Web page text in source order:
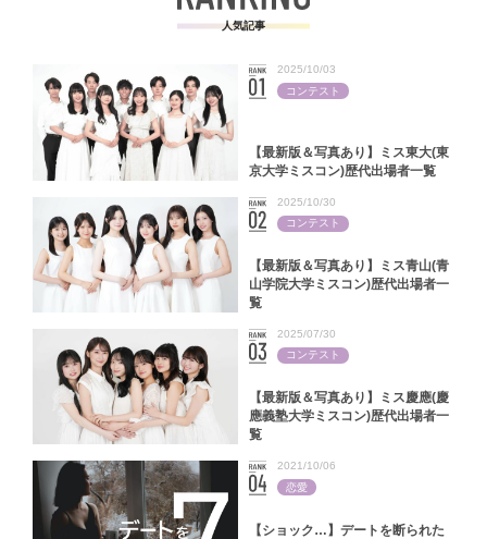
人気記事
【最新版＆写真あり】ミス東大(東
京大学ミスコン)歴代出場者一覧
2025/10/03
コンテスト
【最新版＆写真あり】ミス青山(青
山学院大学ミスコン)歴代出場者一
覧
2025/10/30
コンテスト
【最新版＆写真あり】ミス慶應(慶
應義塾大学ミスコン)歴代出場者一
覧
2025/07/30
コンテスト
【ショック…】デートを断られた
2021/10/06
恋愛